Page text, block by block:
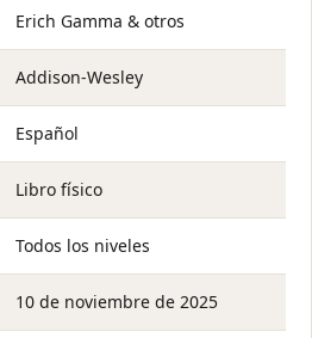
Erich Gamma & otros
Addison-Wesley
Español
Libro físico
Todos los niveles
10 de noviembre de 2025